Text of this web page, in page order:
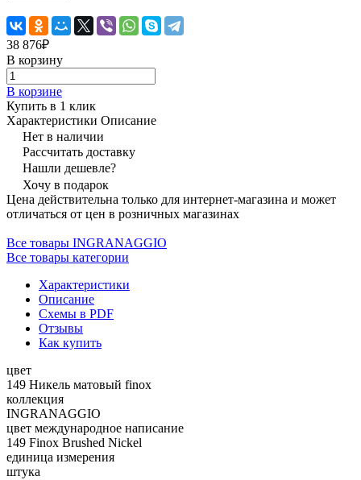
38 876₽
В корзину
В корзине
Купить в 1 клик
Характеристики Описание
Нет в наличии
Рассчитать доставку
Нашли дешевле?
Хочу в подарок
Цена действительна только для интернет-магазина и может
отличаться от цен в розничных магазинах
Все товары INGRANAGGIO
Все товары категории
Характеристики
Описание
Схемы в PDF
Отзывы
Как купить
цвет
149 Никель матовый finox
коллекция
INGRANAGGIO
цвет международное написание
149 Finox Brushed Nickel
единица измерения
штука